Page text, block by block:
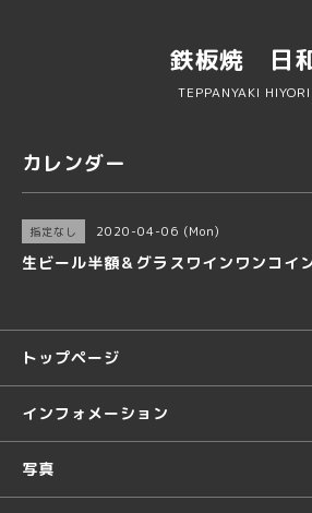
鉄板焼 日
TEPPANYAKI HIYORI
カレンダー
指定なし 2020-04-06 (Mon)
生ビール半額＆グラスワインワンコイ
トップページ
インフォメーション
写真